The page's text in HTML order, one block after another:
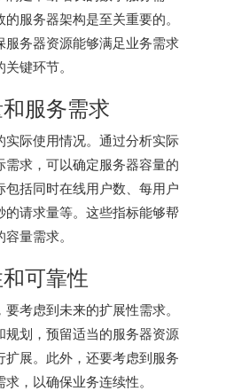
服务器架构是至关重要的。
服务器资源能够满足业务需求
键环节。
服务需求
实际使用情况。通过分析实际
需求，可以确定服务器容量的
括同时在线用户数、每用户
的请求量等。这些指标能够帮
量需求。
可靠性
考虑到未来的扩展性需求。
规划，预留适当的服务器资源
展。此外，还要考虑到服务
，以确保业务连续性。